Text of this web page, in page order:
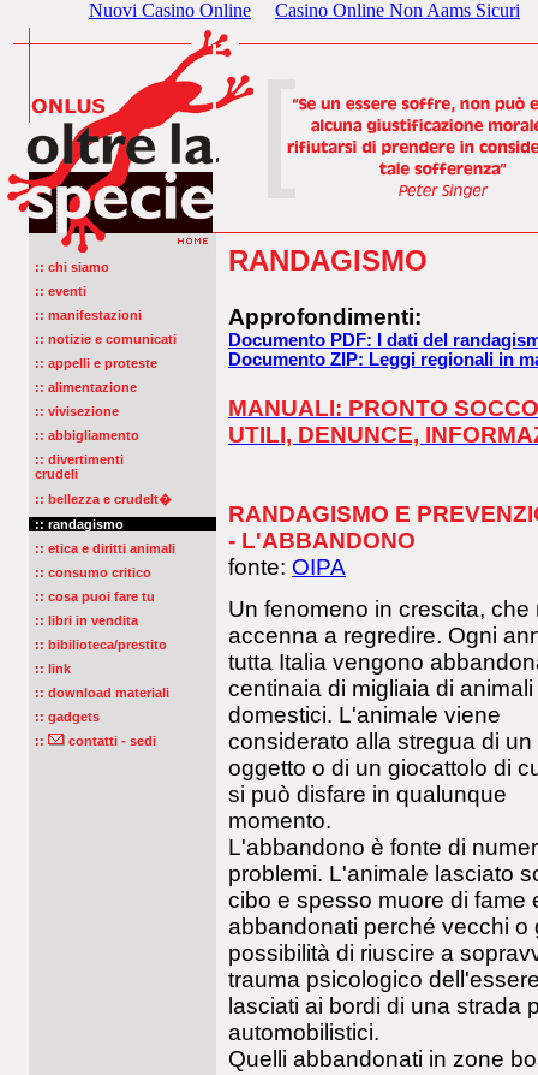
Nuovi Casino Online Casino Online Non Aams Sicuri
:: chi siamo
:: eventi
:: manifestazioni
:: notizie e comunicati
:: appelli e proteste
:: alimentazione
:: vivisezione
:: abbigliamento
:: divertimenti
crudeli
:: bellezza e crudelt�
:: randagismo
:: etica e diritti animali
:: consumo critico
:: cosa puoi fare tu
:: libri in vendita
:: bibilioteca/prestito
:: link
:: download materiali
:: gadgets
::
contatti - sedi
RANDAGISMO
Approfondimenti:
Documento PDF: I dati del
Documento ZIP: Leggi regionali in
MANUALI: PRONTO
UTILI, DENUNCE,
RANDAGISMO E
- L'ABBANDONO
fonte: OIPA
Un fenomeno in crescita, che
accenna a regredire. Ogni
tutta Italia vengono
centinaia di migliaia di animali
domestici. L'animale viene
considerato alla stregua di un
oggetto o di un giocattolo di
si può disfare in qualunque
momento.
L'abbandono è fonte di
problemi. L'animale lasciato
cibo e spesso muore di fame
abbandonati perché vecchi
possibilità di riuscire a
trauma psicologico
lasciati ai bordi di una strada
automobilistici.
Quelli abbandonati in zone